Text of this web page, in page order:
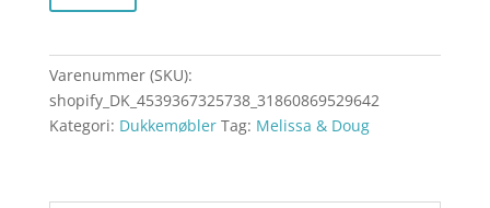
Varenummer (SKU):
shopify_DK_4539367325738_31860869529642
Kategori: Dukkemøbler Tag: Melissa & Doug